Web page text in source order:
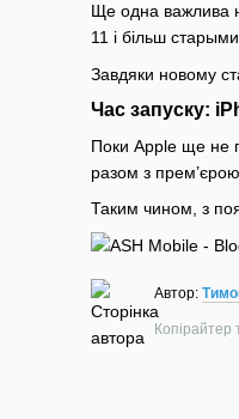
Ще одна в͏ажлива
11 і більш
Завдяки новому
Час запуску:
Поки Apple ͏щ͏е не
͏разом ͏з
Таким чином, з
Автор:
Копірайтер